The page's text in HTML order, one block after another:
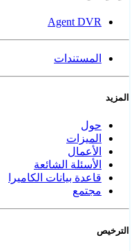
Agent DVR
المستندات
المزيد
حول
الميزات
الأعمال
الأسئلة الشائعة
قاعدة بيانات الكاميرا
مجتمع
الترخيص